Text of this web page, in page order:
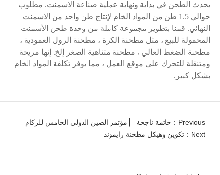
يحدث الطحن في بداية ونهاية عملية صناعة الاسمنت. مطلوب
حوالي 1.5 طن من المواد الخام لإنتاج طن واحد من الاسمنت
النهائي. قمنا بتطوير مجموعة كاملة من وحدة طحن الأسمنت
المحمولة للبيع ، مثل مطحنة الكرة ، مطحنة الرول العمودية ،
مطحنة الضغط العالي ، مطحنة متناهية الصغر إلخ. إنها مريحة
ومتنقلة للتحرك على موقع العمل ، مما يوفر تكلفة المواد الخام
بشكل كبير.
Previous：خاتمة ناجحة ▏ مؤتمر الصين الدولي الخامس للركام
Next：تكوين وهيكل مطحنة رايموند